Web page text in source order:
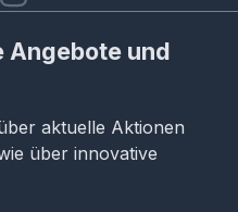
Angebote und
aktuelle Aktionen
über innovative